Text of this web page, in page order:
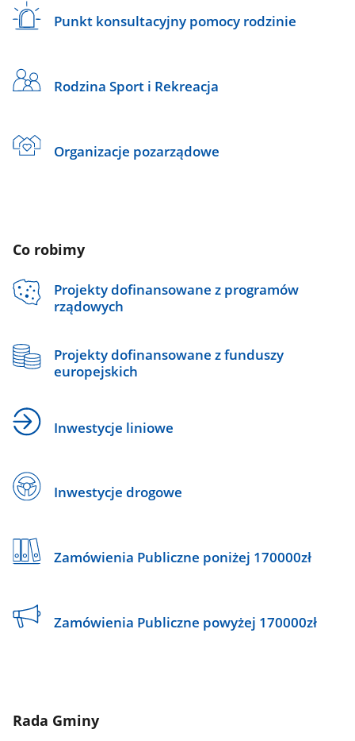
Punkt konsultacyjny pomocy rodzinie
Rodzina Sport i Rekreacja
Organizacje pozarządowe
Co robimy
Projekty dofinansowane z programów
rządowych
Projekty dofinansowane z funduszy
europejskich
Inwestycje liniowe
Inwestycje drogowe
Zamówienia Publiczne poniżej 170000zł
Zamówienia Publiczne powyżej 170000zł
Rada Gminy